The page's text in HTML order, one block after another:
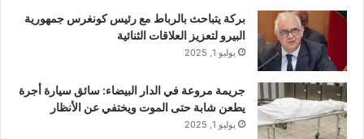
بركة يتباحث بالرباط مع رئيس كونغرس جمهورية
البيرو لتعزيز العلاقات الثنائية
يوليو 1, 2025
جريمة مروعة في الدار البيضاء: سائق سيارة أجرة
يطعن شابة حتى الموت ويختفي عن الأنظار
يوليو 1, 2025